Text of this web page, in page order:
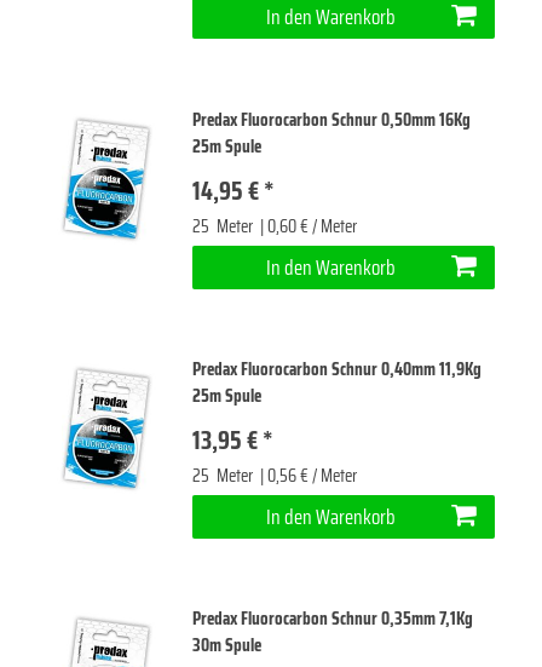
In den Warenkorb
Predax Fluorocarbon Schnur 0,50mm 16Kg
25m Spule
14,95 € *
25 Meter | 0,60 € / Meter
In den Warenkorb
Predax Fluorocarbon Schnur 0,40mm 11,9Kg
25m Spule
13,95 € *
25 Meter | 0,56 € / Meter
In den Warenkorb
Predax Fluorocarbon Schnur 0,35mm 7,1Kg
30m Spule